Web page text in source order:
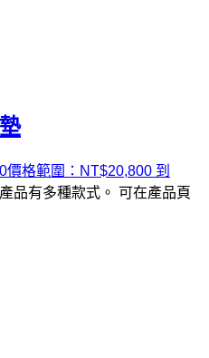
價格範圍：NT$20,800 到
品有多種款式。 可在產品頁